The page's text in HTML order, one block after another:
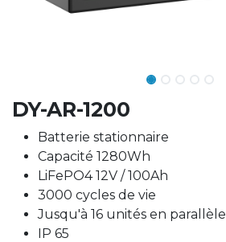
DY-AR-1200
Batterie stationnaire
Capacité 1280Wh
LiFePO4 12V / 100Ah
3000 cycles de vie
Jusqu'à 16 unités en parallèle
IP 65